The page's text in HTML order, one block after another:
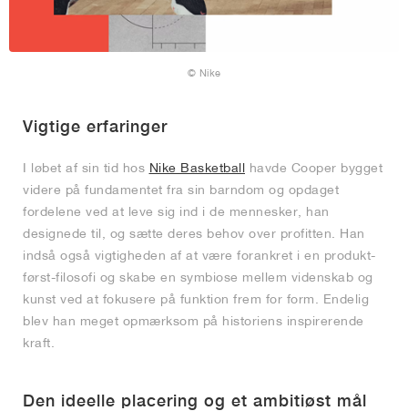
© Nike
Vigtige erfaringer
I løbet af sin tid hos Nike Basketball havde Cooper bygget
videre på fundamentet fra sin barndom og opdaget
fordelene ved at leve sig ind i de mennesker, han
designede til, og sætte deres behov over profitten. Han
indså også vigtigheden af at være forankret i en produkt-
først-filosofi og skabe en symbiose mellem videnskab og
kunst ved at fokusere på funktion frem for form. Endelig
blev han meget opmærksom på historiens inspirerende
kraft.
Den ideelle placering og et ambitiøst mål